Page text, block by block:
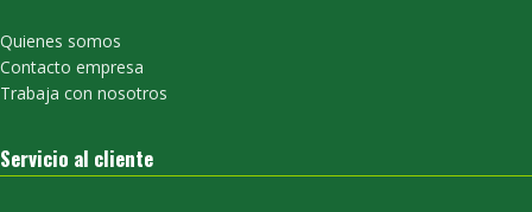
Quienes somos
Contacto empresa
Trabaja con nosotros
Servicio al cliente